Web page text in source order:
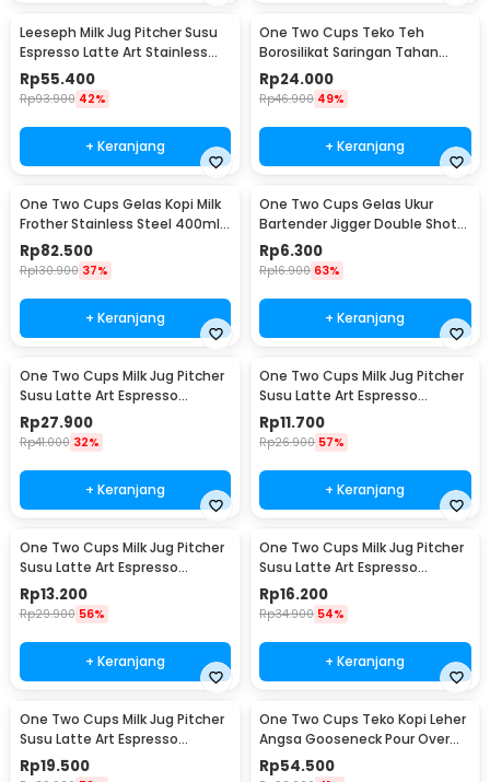
Leeseph Milk Jug Pitcher Susu
Espresso Latte Art Stainless
Steel 600ml - L-2016
Rp55.400
Rp93.900 42%
+ Keranjang
One Two Cups Teko Teh
Borosilikat Saringan Tahan
Panas Teapot 500ml - TP-757
Rp24.000
Rp46.900 49%
+ Keranjang
One Two Cups Gelas Kopi Milk
Frother Stainless Steel 400ml -
WZ0011
Rp82.500
Rp130.900 37%
+ Keranjang
One Two Cups Gelas Ukur
Bartender Jigger Double Shot
15ml and 30ml - LE2
Rp6.300
Rp16.900 63%
+ Keranjang
One Two Cups Milk Jug Pitcher
Susu Latte Art Espresso
Stainless Steel 200ml - J068
Rp27.900
Rp41.000 32%
+ Keranjang
One Two Cups Milk Jug Pitcher
Susu Latte Art Espresso
Stainless Steel 1oz - S06HG
Rp11.700
Rp26.900 57%
+ Keranjang
One Two Cups Milk Jug Pitcher
Susu Latte Art Espresso
Stainless Steel 1.5oz - S06HG
Rp13.200
Rp29.900 56%
+ Keranjang
One Two Cups Milk Jug Pitcher
Susu Latte Art Espresso
Stainless Steel 3oz - S06HG
Rp16.200
Rp34.900 54%
+ Keranjang
One Two Cups Milk Jug Pitcher
Susu Latte Art Espresso
Stainless Steel 5oz - S06HG
Rp19.500
One Two Cups Teko Kopi Leher
Angsa Gooseneck Pour Over
Drip Kettle 250ml - AA049
Rp54.500